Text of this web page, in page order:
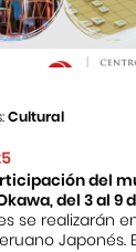
Cultural
del
del 3 al 9
se realizarán
Japonés.